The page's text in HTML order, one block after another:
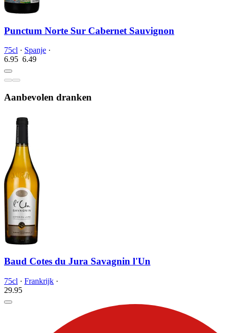
Punctum Norte Sur Cabernet Sauvignon
75cl · Spanje ·
6.95 6.49
Aanbevolen dranken
Baud Cotes du Jura Savagnin l'Un
75cl · Frankrijk ·
29.95